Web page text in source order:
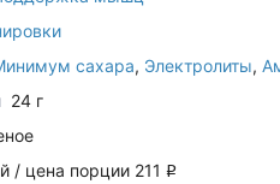
сахара, Электролиты,
24 г
/ цена порции 211 q